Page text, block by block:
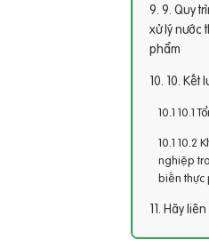
9. Quy
xử lý nước
phẩm
10. Kết
10.1
10.2
nghiệp
biến thực
Hãy